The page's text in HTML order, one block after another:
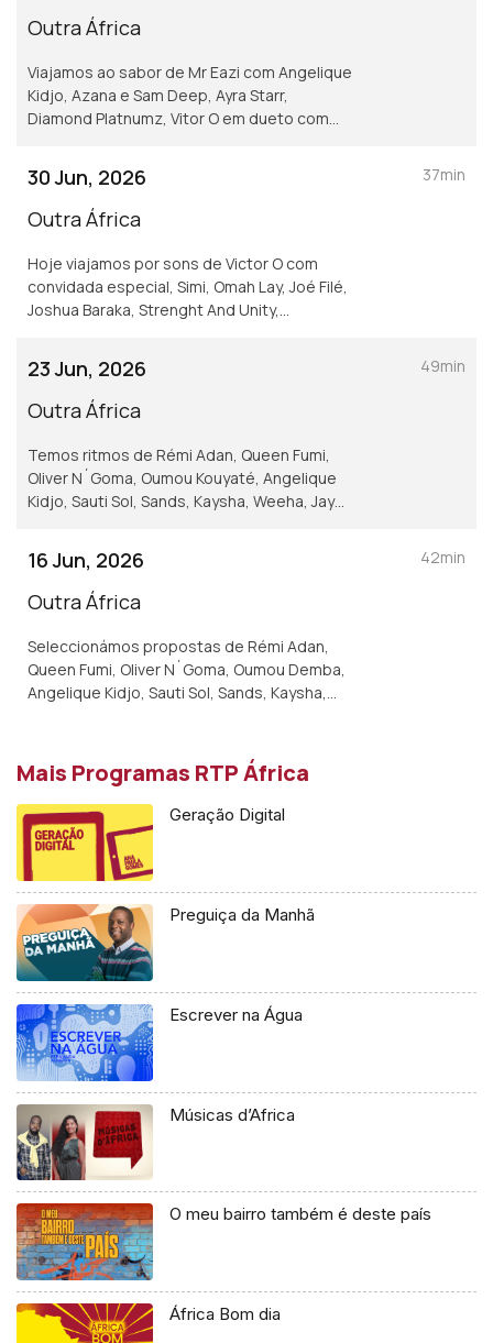
Outra África
Viajamos ao sabor de Mr Eazi com Angelique
Kidjo, Azana e Sam Deep, Ayra Starr,
Diamond Platnumz, Vitor O em dueto com
holofotes na Nigéria.
30 Jun, 2026
Outra África
Hoje viajamos por sons de Victor O com
convidada especial, Simi, Omah Lay, Joé Filé,
Joshua Baraka, Strenght And Unity,
37min
23 Jun, 2026
Outra África
Temos ritmos de Rémi Adan, Queen Fumi,
Oliver N´Goma, Oumou Kouyaté, Angelique
Kidjo, Sauti Sol, Sands, Kaysha, Weeha, Jay
49min
16 Jun, 2026
Outra África
Seleccionámos propostas de Rémi Adan,
Queen Fumi, Oliver N´Goma, Oumou Demba,
Angelique Kidjo, Sauti Sol, Sands, Kaysha,
42min
Mais Programas RTP África
Geração Digital
Preguiça da Manhã
Escrever na Água
Músicas d’Africa
O meu bairro também é deste país
África Bom dia